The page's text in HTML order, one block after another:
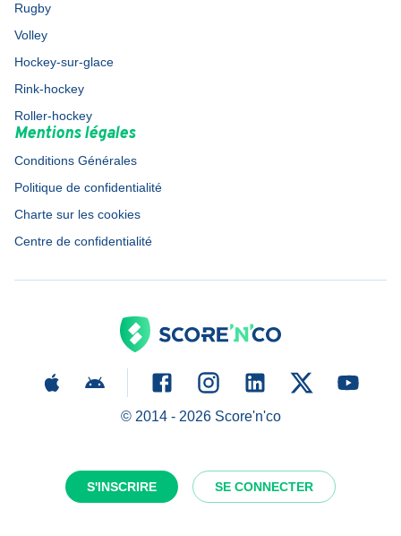
S'INSCRIRE SE CONNECTER
Rugby
Volley
Hockey-sur-glace
Rink-hockey
Roller-hockey
Mentions légales
Conditions Générales
Politique de confidentialité
Charte sur les cookies
Centre de confidentialité
© 2014 - 2026Score'n'co